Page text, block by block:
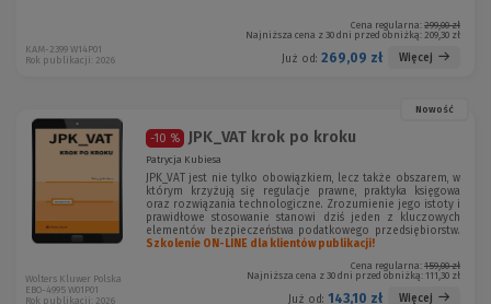
Cena regularna: 299,00 zł
Najniższa cena z 30 dni przed obniżką: 209,30 zł
Już od: 269,09 zł Więcej
KAM-2399 W14P01
Rok publikacji: 2026
Nowość
-10 % JPK_VAT krok po kroku
Patrycja Kubiesa
JPK_VAT jest nie tylko obowiązkiem, lecz także obszarem, w
którym krzyżują się regulacje prawne, praktyka księgowa
oraz rozwiązania technologiczne. Zrozumienie jego istoty i
prawidłowe stosowanie stanowi dziś jeden z kluczowych
elementów bezpieczeństwa podatkowego przedsiębiorstw.
Szkolenie ON-LINE dla klientów publikacji!
Cena regularna: 159,00 zł
Najniższa cena z 30 dni przed obniżką: 111,30 zł
Już od: 143,10 zł Więcej
Wolters Kluwer Polska
EBO-4995 W01P01
Rok publikacji: 2026